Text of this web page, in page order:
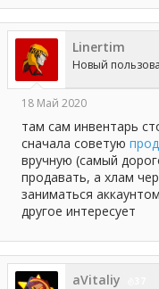
Linertim
Новый
18 Май 2020
там сам инвентарь
сначала советую
вручную (самый
продавать, а хлам
заниматься
другое интересует
aVitaliy